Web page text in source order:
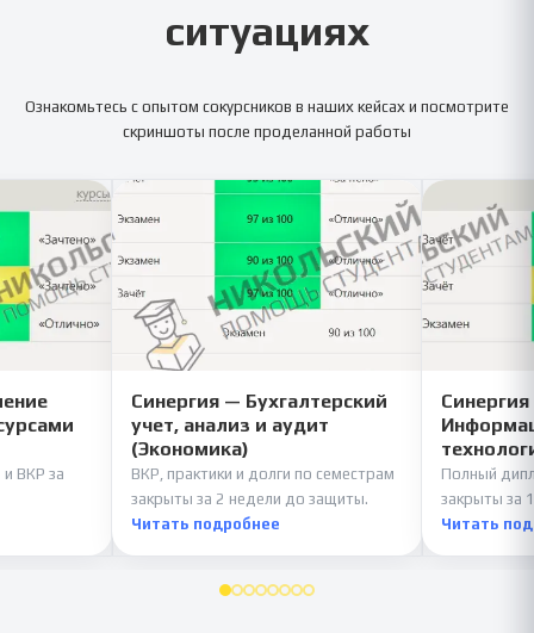
ситуациях
Ознакомьтесь с опытом сокурсников в наших кейсах и посмотрите
скриншоты после проделанной работы
и ВКР за
Синергия — Бухгалтерский
учет, анализ и аудит
(Экономика)
ВКР, практики и долги по семестрам
закрыты за 2 недели до защиты.
Читать подробнее
Полный
закрыты за
Читать